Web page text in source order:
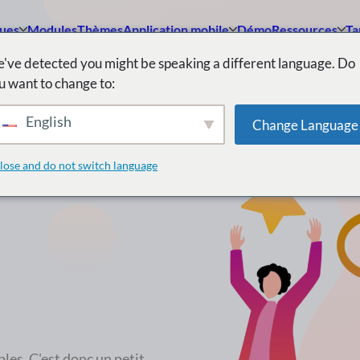
ModulesThèmesApplication mobile DémoRessources
detected you might be speaking a different language. Do
want to change to:
English Change Language
and do not switch language